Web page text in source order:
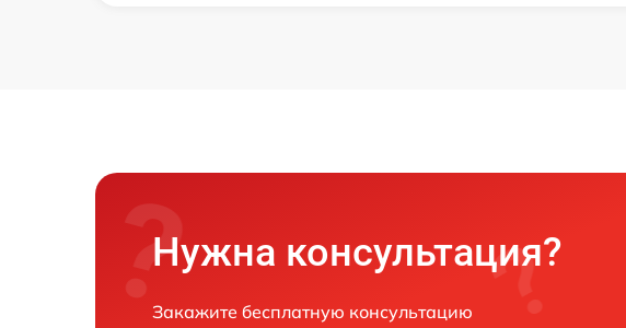
Нужна консультация?
Закажите бесплатную консультацию